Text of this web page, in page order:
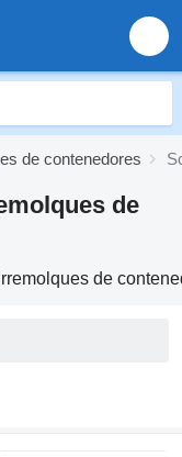
de contenedores
de
de